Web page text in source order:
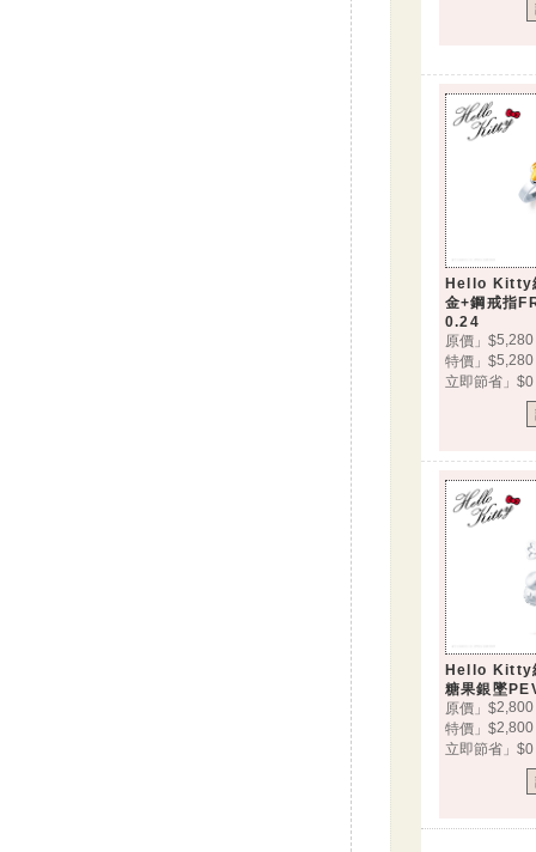
Hello Kitty
金+鋼戒指
0.24
原價」$5,280
特價」$5,280
立即節省」$0
Hello Kitty
糖果銀墜
原價」$2,800
特價」$2,800
立即節省」$0